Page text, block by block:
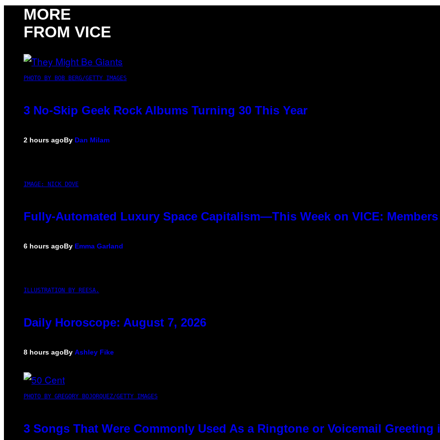
MORE
FROM VICE
PHOTO BY BOB BERG/GETTY IMAGES
3 No-Skip Geek Rock Albums Turning 30 This Year
2 hours agoBy Dan Milam
IMAGE: NICK DOVE
Fully-Automated Luxury Space Capitalism—This Week on VICE:
6 hours agoBy Emma Garland
ILLUSTRATION BY REESA.
Daily Horoscope: August 7, 2026
8 hours agoBy Ashley Fike
PHOTO BY GREGORY BOJORQUEZ/GETTY IMAGES
3 Songs That Were Commonly Used As a Ringtone or Voicemail Greeting